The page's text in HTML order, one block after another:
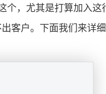
，尤其是打算加入这
客户。下面我们来详细